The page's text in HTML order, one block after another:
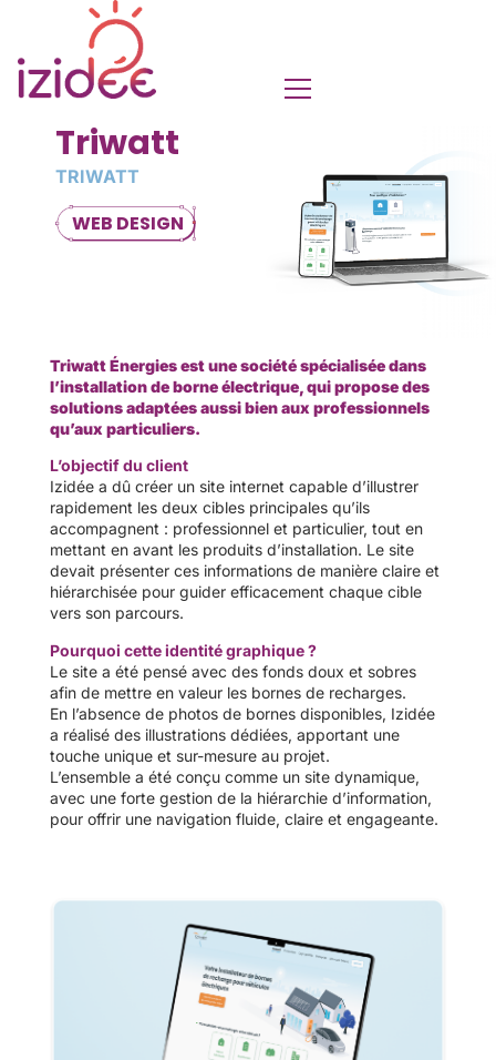
Triwatt
TRIWATT
WEB DESIGN
Triwatt Énergies est une société spécialisée dans
l’installation de borne électrique, qui propose des
solutions adaptées aussi bien aux professionnels
qu’aux particuliers.
L’objectif du client
Izidée a dû créer un site internet capable d’illustrer
rapidement les deux cibles principales qu’ils
accompagnent : professionnel et particulier, tout en
mettant en avant les produits d’installation. Le site
devait présenter ces informations de manière claire et
hiérarchisée pour guider efficacement chaque cible
vers son parcours.
Pourquoi cette identité graphique ?
Le site a été pensé avec des fonds doux et sobres
afin de mettre en valeur les bornes de recharges.
En l’absence de photos de bornes disponibles, Izidée
a réalisé des illustrations dédiées, apportant une
touche unique et sur-mesure au projet.
L’ensemble a été conçu comme un site dynamique,
avec une forte gestion de la hiérarchie d’information,
pour offrir une navigation fluide, claire et engageante.